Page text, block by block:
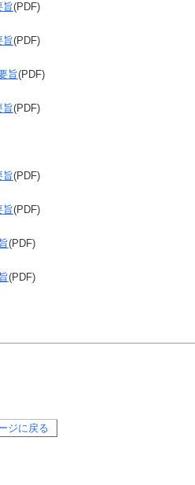
旨(PDF)
旨(PDF)
旨(PDF)
旨(PDF)
旨(PDF)
旨(PDF)
(PDF)
(PDF)
ジに戻る